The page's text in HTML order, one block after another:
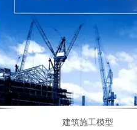
建筑施工模型